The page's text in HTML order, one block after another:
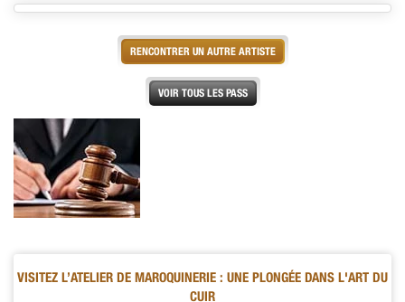
RENCONTRER UN AUTRE ARTISTE
VOIR TOUS LES PASS
VISITEZ L’ATELIER DE MAROQUINERIE : UNE PLONGÉE DANS L'ART DU
CUIR